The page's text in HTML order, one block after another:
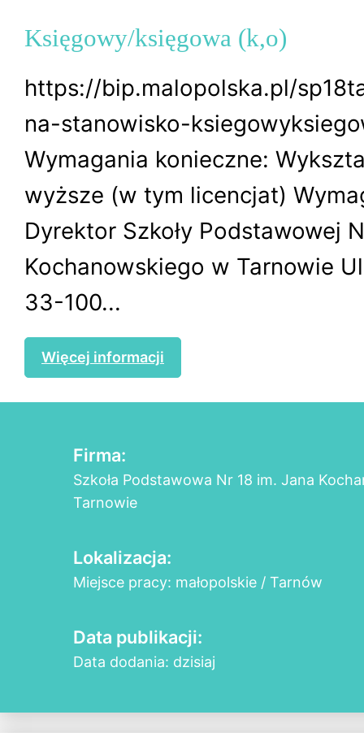
Księgowy/księgowa (k,o)
https://bip.malopolska.pl/
na-stanowisko-
Wymagania konieczne:
wyższe (w tym licencjat)
Dyrektor Szkoły Podstawowej
Kochanowskiego w Tarnowie
33-100...
Więcej informacji
Firma:
Szkoła Podstawowa Nr 18 im. Jana
Tarnowie
Lokalizacja:
Miejsce pracy: małopolskie / Tarnów
Data publikacji:
Data dodania: dzisiaj